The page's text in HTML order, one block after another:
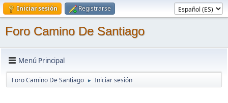
Iniciar sesión Registrarse
Foro Camino De Santiago
Menú Principal
Foro Camino De Santiago ► Iniciar sesión